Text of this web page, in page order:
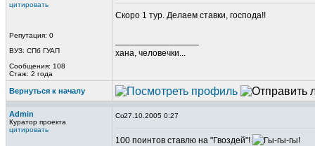
цитировать
Репутация: 0
ВУЗ: СПб ГУАП
Сообщения: 108
Стаж: 2 года
Скоро 1 тур. Делаем ставки, господа!!
хана, человечки...
Вернуться к началу
Admin
Куратор проекта
цитировать
27.10.2005 0:27
100 поинтов ставлю на "Гвоздей"!